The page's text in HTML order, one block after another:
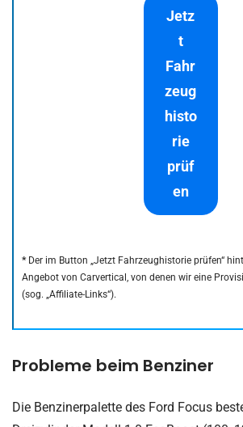
Jetz
t
Fahr
zeug
histo
rie
prüf
en
*Der im Button „Jetzt Fahrzeughistorie prüfen“
Angebot von Carvertical, von denen wir eine
(sog. „Affiliate-Links“).
Probleme beim Benziner
Die Benzinerpalette des Ford Focus